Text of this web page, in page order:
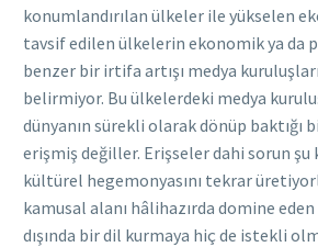
konumlandırılan ülkeler ile yükselen
tavsif edilen ülkelerin ekonomik ya da
benzer bir irtifa artışı medya
belirmiyor. Bu ülkelerdeki medya
dünyanın sürekli olarak dönüp baktığı
erişmiş değiller. Erişseler dahi sorun şu
kültürel hegemonyasını tekrar
kamusal alanı hâlihazırda domine
dışında bir dil kurmaya hiç de istekli